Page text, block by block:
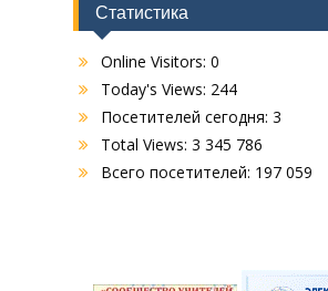
Статистика
Online Visitors: 0
Today's Views: 244
Посетителей сегодня: 3
Total Views: 3 345 786
Всего посетителей: 197 059